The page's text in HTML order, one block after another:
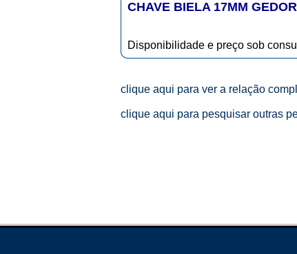
CHAVE BIELA 17MM
Disponibilidade e preço sob
clique aqui para ver a relação
clique aqui para pesquisar outras